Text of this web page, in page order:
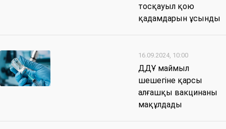
тосқауыл қою
қадамдарын ұсынды
16.09.2024, 10:00
ДДҰ маймыл
шешегіне қарсы
алғашқы вакцинаны
мақұлдады